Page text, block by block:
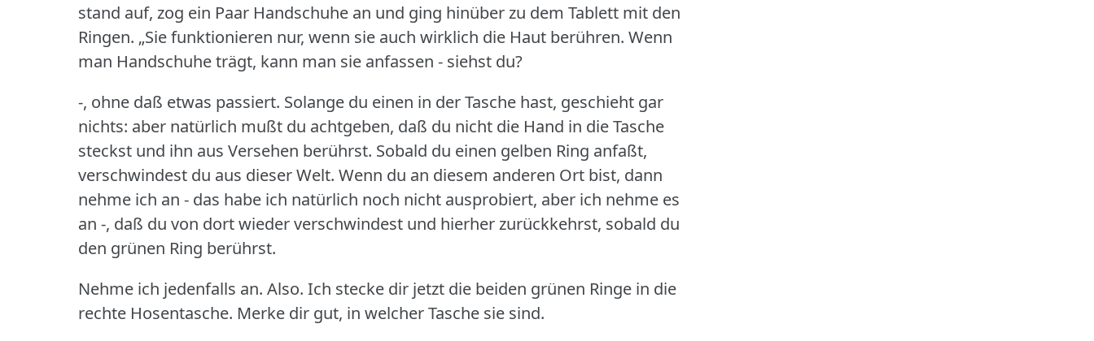
stand auf, zog ein Paar Handschuhe an und ging hinüber zu dem Tablett mit den
Ringen. „Sie funktionieren nur, wenn sie auch wirklich die Haut berühren. Wenn
man Handschuhe trägt, kann man sie anfassen - siehst du?
-, ohne daß etwas passiert. Solange du einen in der Tasche hast, geschieht gar
nichts: aber natürlich mußt du achtgeben, daß du nicht die Hand in die Tasche
steckst und ihn aus Versehen berührst. Sobald du einen gelben Ring anfaßt,
verschwindest du aus dieser Welt. Wenn du an diesem anderen Ort bist, dann
nehme ich an - das habe ich natürlich noch nicht ausprobiert, aber ich nehme es
an -, daß du von dort wieder verschwindest und hierher zurückkehrst, sobald du
den grünen Ring berührst.
Nehme ich jedenfalls an. Also. Ich stecke dir jetzt die beiden grünen Ringe in die
rechte Hosentasche. Merke dir gut, in welcher Tasche sie sind.